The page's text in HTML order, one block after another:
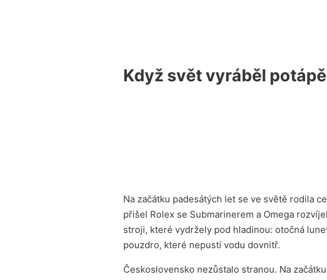
Když svět vyráběl
Na začátku padesátých let se ve světě rodila
přišel Rolex se Submarinerem a Omega
stroji, které vydržely pod hladinou: otočná
pouzdro, které nepustí vodu dovnitř.
Československo nezůstalo stranou. Na